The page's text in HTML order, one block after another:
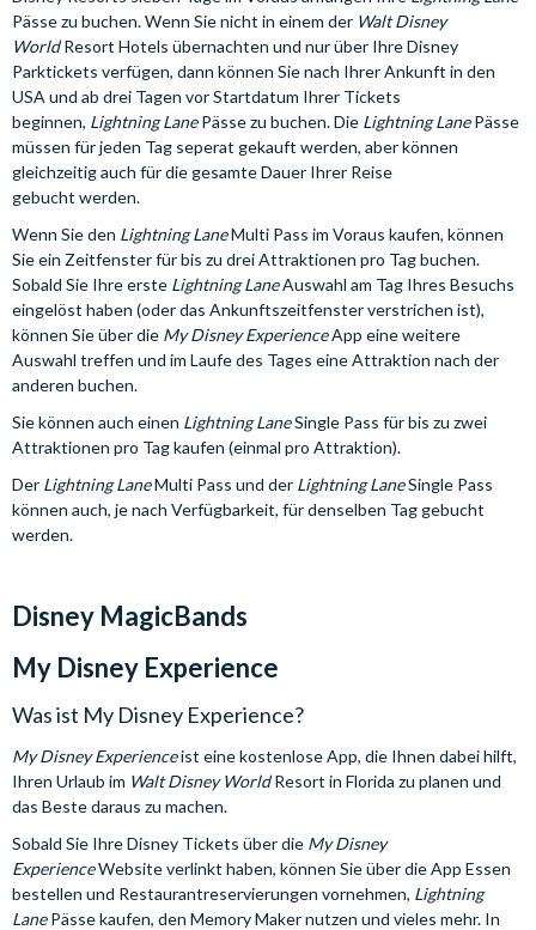
Pässe zu buchen. Wenn Sie nicht in einem der Walt Disney
WorldResort Hotels übernachten und nur über Ihre Disney
Parktickets verfügen, dann können Sie nach Ihrer Ankunft in den
USA und ab drei Tagen vor Startdatum Ihrer Tickets
beginnen, Lightning LanePässe zu buchen. Die Lightning LanePässe
müssen für jeden Tag seperat gekauft werden, aber können
gleichzeitig auch für die gesamte Dauer Ihrer Reise
gebucht werden.
Wenn Sie den Lightning LaneMulti Pass im Voraus kaufen, können
Sie ein Zeitfenster für bis zu drei Attraktionen pro Tag buchen.
Sobald Sie Ihre erste Lightning LaneAuswahl am Tag Ihres Besuchs
eingelöst haben (oder das Ankunftszeitfenster verstrichen ist),
können Sie über die My Disney ExperienceApp eine weitere
Auswahl treffen und im Laufe des Tages eine Attraktion nach der
anderen buchen.
Sie können auch einen Lightning LaneSingle Pass für bis zu zwei
Attraktionen pro Tag kaufen (einmal pro Attraktion).
Der Lightning LaneMulti Pass und der Lightning LaneSingle Pass
können auch, je nach Verfügbarkeit, für denselben Tag gebucht
werden.
Disney MagicBands
My Disney Experience
Was ist My Disney Experience?
My Disney Experienceist eine kostenlose App, die Ihnen dabei hilft,
Ihren Urlaub im Walt Disney WorldResort in Florida zu planen und
das Beste daraus zu machen.
Sobald Sie Ihre Disney Tickets über die My Disney
ExperienceWebsite verlinkt haben, können Sie über die App Essen
bestellen und Restaurantreservierungen vornehmen, Lightning
LanePässe kaufen, den Memory Maker nutzen und vieles mehr. In